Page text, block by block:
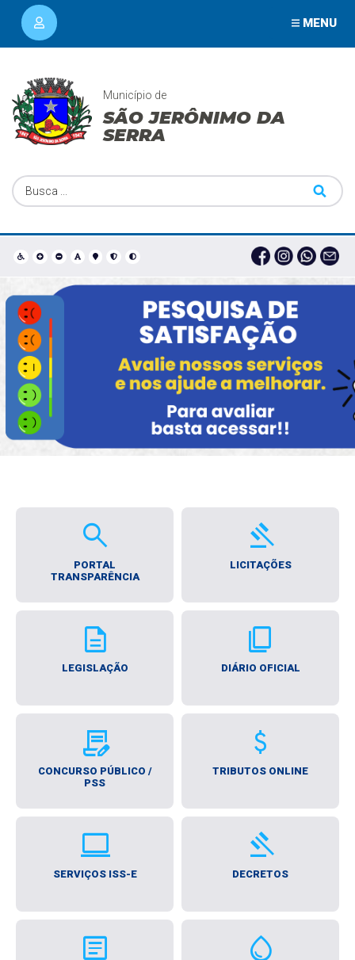
MENU
Município de
SÃO JERÔNIMO DA
SERRA
search
PORTAL
TRANSPARÊNCIA
gavel
LICITAÇÕES
description
LEGISLAÇÃO
content_copy
DIÁRIO OFICIAL
contract_edit
CONCURSO PÚBLICO /
PSS
attach_money
TRIBUTOS ONLINE
computer
SERVIÇOS ISS-E
gavel
DECRETOS
article water_drop